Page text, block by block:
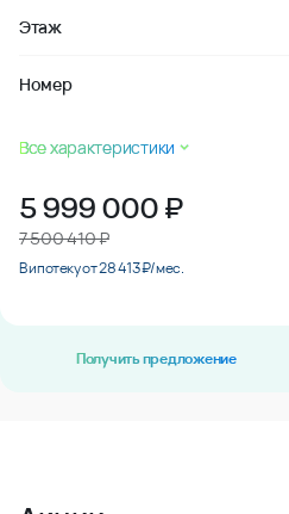
Этаж
Номер
Все характеристики
5 999 000₽
7 500 410 ₽
В ипотеку от 28 413 ₽/мес.
Получить предложение